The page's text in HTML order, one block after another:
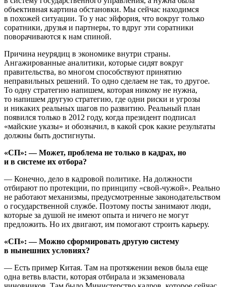
объективная картина обстановки. Мы сейчас находимся
в похожей ситуации. То у нас эйфория, что вокруг только
соратники, друзья и партнеры, то вдруг эти соратники
поворачиваются к нам спиной.
Причина неурядиц в экономике внутри страны.
Ангажированные аналитики, которые сидят вокруг
правительства, во многом способствуют принятию
неправильных решений. То одно сделаем не так, то другое.
То одну стратегию напишем, которая никому не нужна,
то напишем другую стратегию, где одни риски и угрозы
и никаких реальных шагов по развитию. Реальный план
появился только в 2012 году, когда президент подписал
«майские указы» и обозначил, в какой срок какие результаты
должны быть достигнуты.
«СП»: — Может, проблема не только в кадрах, но
и в системе их отбора?
— Конечно, дело в кадровой политике. На должности
отбирают по протекции, по принципу «свой-чужой». Реально
не работают механизмы, предусмотренные законодательством
о государственной службе. Поэтому посты занимают люди,
которые за душой не имеют опыта и ничего не могут
предложить. Но их двигают, им помогают строить карьеру.
«СП»: — Можно сформировать другую систему
в нынешних условиях?
— Есть пример Китая. Там на протяжении веков была еще
одна ветвь власти, которая отбирала и экзаменовала